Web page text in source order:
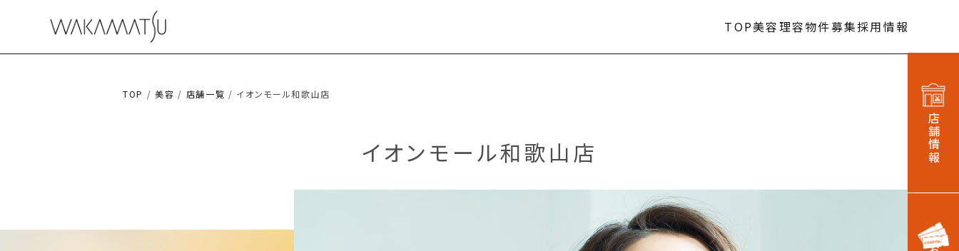
TOP美容理容物件募集採用情報
店舗情報
TOP /美容 / 店舗一覧 / イオンモール和歌山店
イオンモール和歌山店